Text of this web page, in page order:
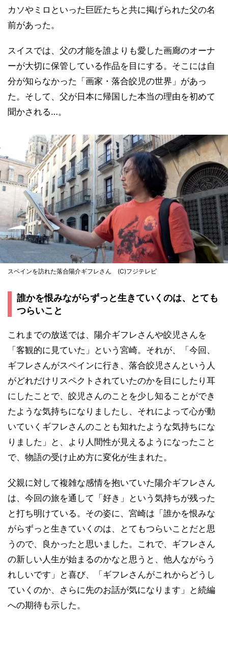
カソやミロといった巨匠たちと共に掲げられた父の名
前があった。
スイスでは、父の才能を誰よりも愛した画廊のオーナ
ーが大切に保管している作品を目にする。そこには自
分が知らなかった「画家・落合皎児の世界」があっ
た。そして、父が日本に帰国した本当の理由を初めて
聞かされる…。
スペインを訪れた落合陽介ギフレさん (C)フジテレビ
誰かを恨みながらずっと生きていくのは、とても
つらいこと
これまでの放送では、陽介ギフレさんや皎児さんを
「客観的に見ていた」という宮崎。それが、「今回、
ギフレさんがスペインに行き、落合皎児さんという人
がどれだけリスペクトされていたのかを目にしたり耳
にしたことで、皎児さんのことを少し知ることができ
たような気持ちになりましたし、それによって心が動
いていくギフレさんのことも知れたような気持ちにな
りました」と、より人間性が見えるようになったこと
で、物語の受け止め方に変化が生まれた。
父親に対して複雑な感情を抱いていた陽介ギフレさん
は、今回の旅を通して「好き」という気持ちが残った
と打ち明けている。その姿に、宮崎は「誰かを恨みな
がらずっと生きていくのは、とてもつらいことだと思
うので、良かったと思いました。これで、ギフレさん
の新しい人生が始まるのかなと思うと、他人ながらう
れしいです」と喜び、「ギフレさんがこれからどうし
ていくのか、さらに先のお話が気になります」と続編
への期待も示した。